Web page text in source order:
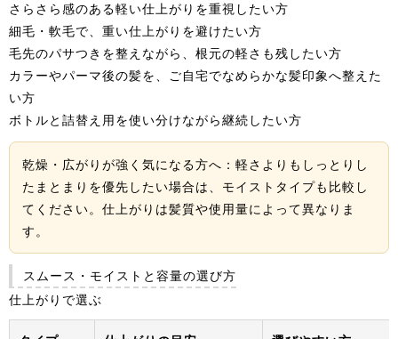
さらさら感のある軽い仕上がりを重視したい方
細毛・軟毛で、重い仕上がりを避けたい方
毛先のパサつきを整えながら、根元の軽さも残したい方
カラーやパーマ後の髪を、ご自宅でなめらかな髪印象へ整えた
い方
ボトルと詰替え用を使い分けながら継続したい方
乾燥・広がりが強く気になる方へ： 軽さよりもしっとりし
たまとまりを優先したい場合は、モイストタイプも比較し
てください。仕上がりは髪質や使用量によって異なりま
す。
スムース・モイストと容量の選び方
仕上がりで選ぶ